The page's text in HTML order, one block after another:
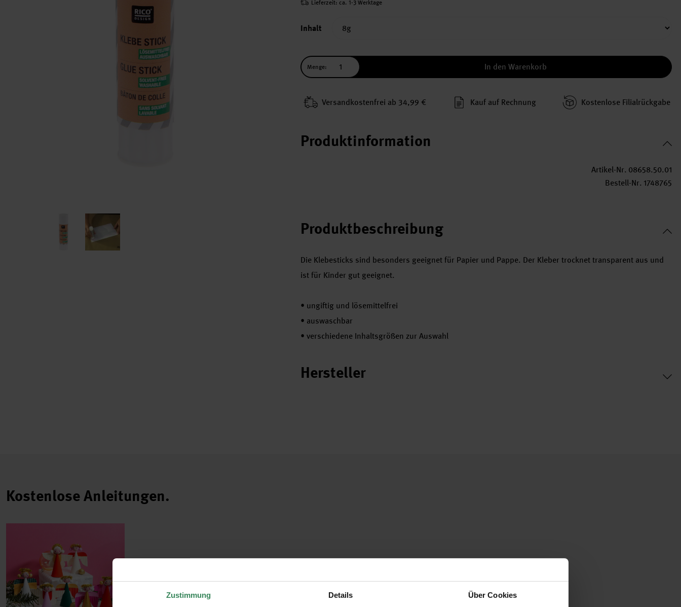
Zustimmung Details Über Cookies
Lieferzeit: ca. 1-3 Werktage
Inhalt
Menge: In den Warenkorb
Versand­kosten­frei ab 34,99 € Kauf auf Rechnung Kosten­lose Filial­rückgabe
Produktinformation
Artikel-Nr. 08658.50.01
Bestell-Nr. 1748765
Produktbeschreibung
Die Klebesticks sind besonders geeignet für Papier und Pappe. Der Kleber trocknet transparent aus und
ist für Kinder gut geeignet.
• ungiftig und lösemittelfrei
• auswaschbar
• verschiedene Inhaltsgrößen zur Auswahl
Hersteller
Kostenlose Anleitungen.